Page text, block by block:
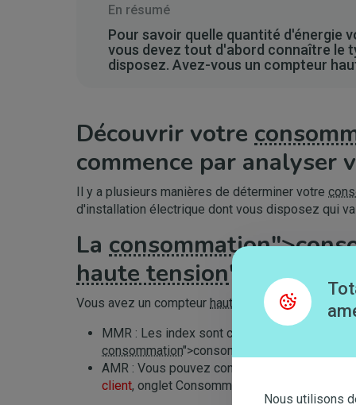
En résumé
Pour savoir quelle quantité d'énergie
vous devez tout d'abord connaître le
disposez. Avez-vous un compteur
Découvrir votre
commence par
Il y a plusieurs manières de déterminer votre
d'installation électrique dont vous disposez qui
La consommation
haute tension">haute
Vous avez un compteur haute tension">haute
MMR : Les index sont communiqués tous
consommation">consommation réelle.
AMR : Vous pouvez consulter votre
client, onglet Consommation.
Nous utilisons